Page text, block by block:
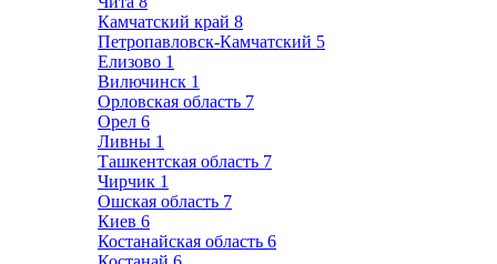
Камчатский край 8
Петропавловск-Камчатский 5
Елизово 1
Вилючинск 1
Орловская область 7
Орел 6
Ливны 1
Ташкентская область 7
Чирчик 1
Ошская область 7
Киев 6
Костанайская область 6